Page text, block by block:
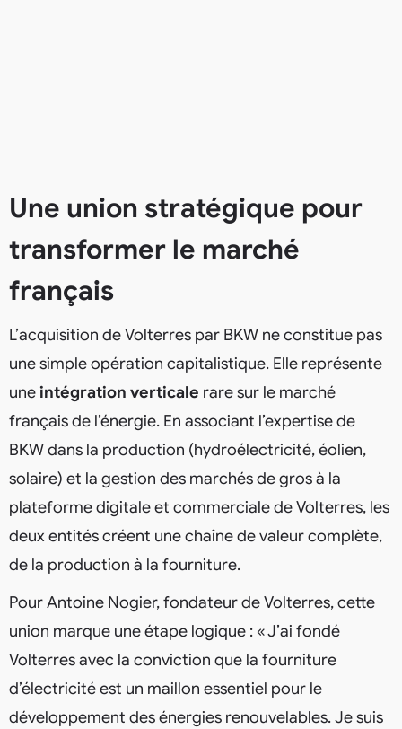
Une union stratégique pour
transformer le marché
français
L’acquisition de Volterres par BKW ne constitue pas
une simple opération capitalistique. Elle représente
uneintégration verticale rare sur le marché
français de l’énergie. En associant l’expertise de
BKW dans la production (hydroélectricité, éolien,
solaire) et la gestion des marchés de gros à la
plateforme digitale et commerciale de Volterres, les
deux entités créent une chaîne de valeur complète,
de la production à la fourniture.
Pour Antoine Nogier, fondateur de Volterres, cette
union marque une étape logique : « J’ai fondé
Volterres avec la conviction que la fourniture
d’électricité est un maillon essentiel pour le
développement des énergies renouvelables. Je suis